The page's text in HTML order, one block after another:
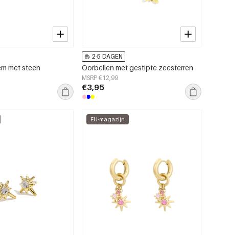
met steen
2-5 DAGEN
Oorbellen met gestipte zeesterren
MSRP €12,99
€3,95
EU-magazijn